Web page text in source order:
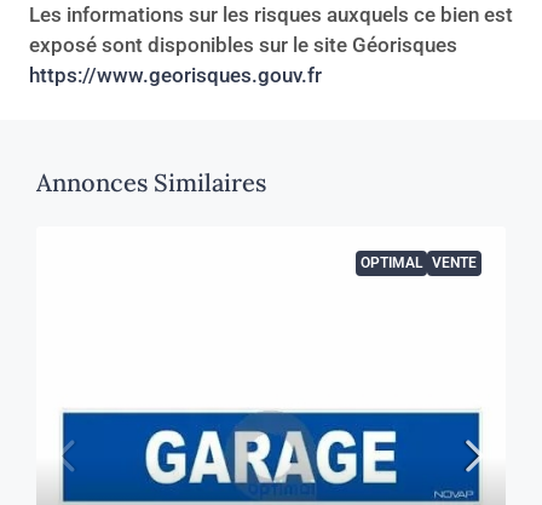
Les informations sur les risques auxquels ce bien est
exposé sont disponibles sur le site Géorisques
https://www.georisques.gouv.fr
Annonces Similaires
OPTIMAL VENTE